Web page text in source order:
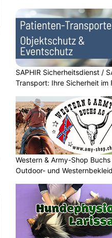
SAPHIR Sicherheitsdienst /
Transport: Ihre Sicherheit im
Western & Army-Shop
Outdoor- und